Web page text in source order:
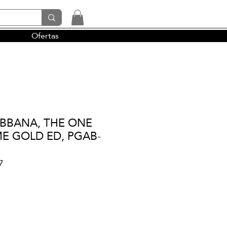
y la perfumería árabe
Ofertas
THE ONE
GOLD ED, PGAB-